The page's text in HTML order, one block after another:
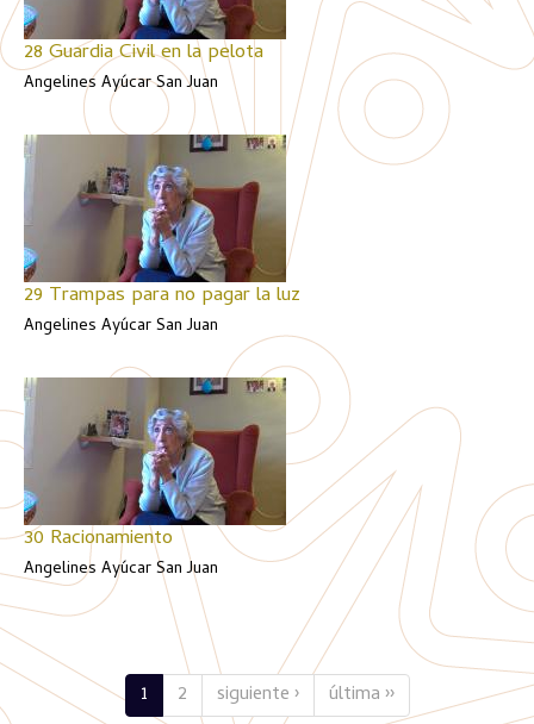
28 Guardia Civil en la pelota
Angelines Ayúcar San Juan
29 Trampas para no pagar la luz
Angelines Ayúcar San Juan
30 Racionamiento
Angelines Ayúcar San Juan
1 2 siguiente › última ››